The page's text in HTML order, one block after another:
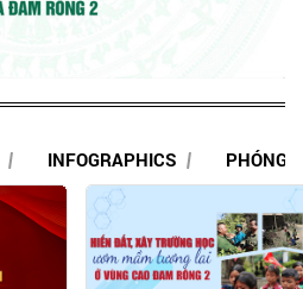
INFOGRAPHICS PHÓNG